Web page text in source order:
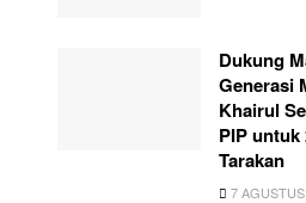
Dukung
Generasi
Khairul
PIP untuk
Tarakan
7